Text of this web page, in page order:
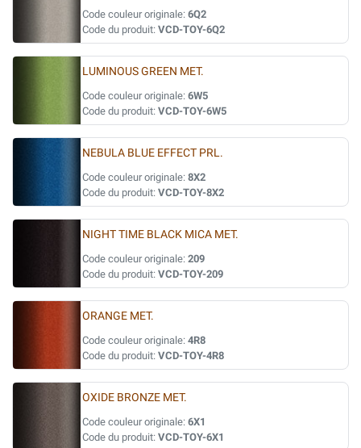
Code couleur originale: 6Q2
Code du produit: VCD-TOY-6Q2
LUMINOUS GREEN MET.
Code couleur originale: 6W5
Code du produit: VCD-TOY-6W5
NEBULA BLUE EFFECT PRL.
Code couleur originale: 8X2
Code du produit: VCD-TOY-8X2
NIGHT TIME BLACK MICA MET.
Code couleur originale: 209
Code du produit: VCD-TOY-209
ORANGE MET.
Code couleur originale: 4R8
Code du produit: VCD-TOY-4R8
OXIDE BRONZE MET.
Code couleur originale: 6X1
Code du produit: VCD-TOY-6X1